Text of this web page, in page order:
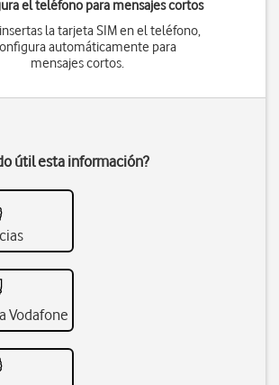
el teléfono para mensajes cortos
la tarjeta SIM en el teléfono,
automáticamente para
mensajes cortos.
útil esta información?
Vodafone